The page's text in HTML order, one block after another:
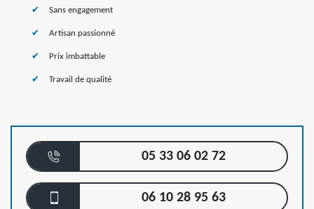
Sans engagement
Artisan passionné
Prix imbattable
Travail de qualité
05 33 06 02 72
06 10 28 95 63